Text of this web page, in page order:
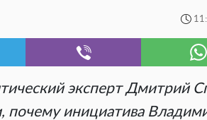
эксперт Дмитрий
почему инициатива